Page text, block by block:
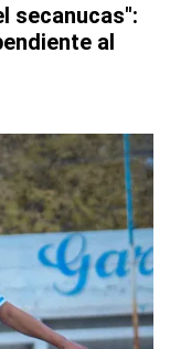
secanucas":
al